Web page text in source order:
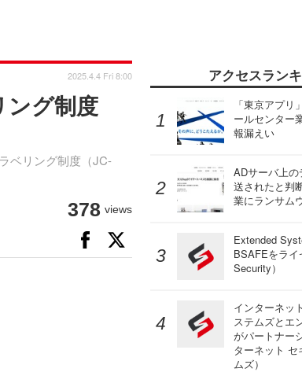
ング制度
ベリング制度（JC-
2025.4.4 Fri 8:00
378 views
アクセスラン
「東京アプリ
ールセンター
報漏えい
ADサーバ上
送されたと判
業にランサム
Extended
BSAFEをラ
Security）
インターネッ
ステムズとエ
がパートナー
ターネット セ
ムズ）